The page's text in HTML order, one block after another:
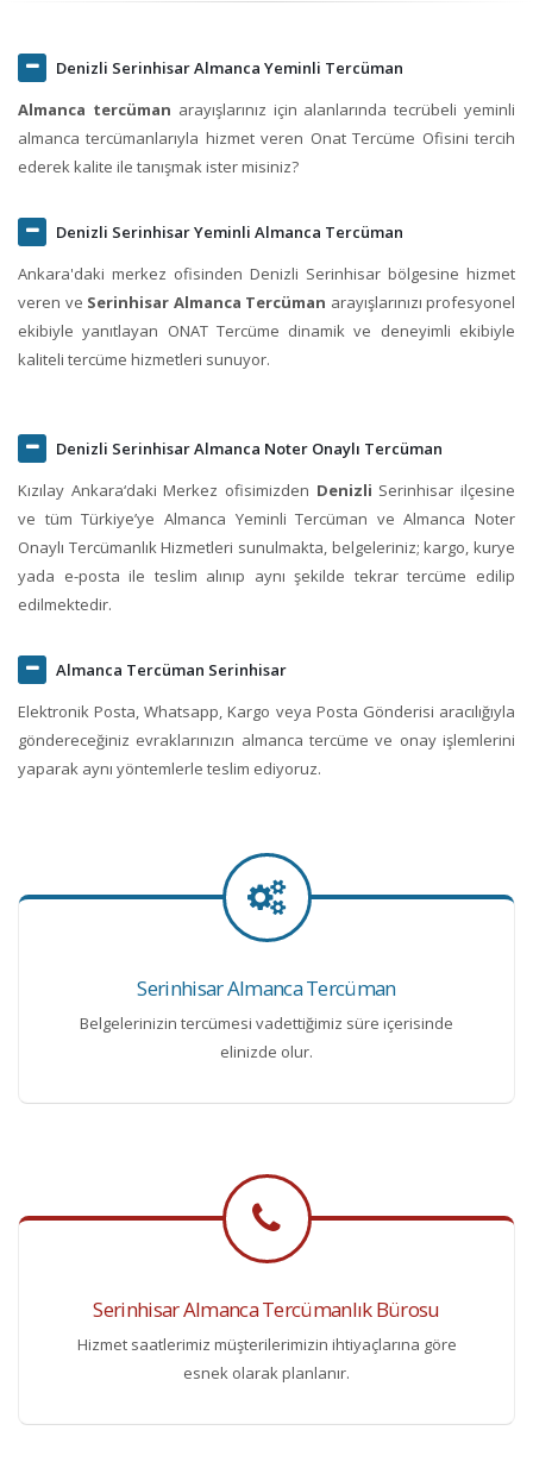
Denizli Serinhisar Almanca Yeminli Tercüman
Almanca tercüman arayışlarınız için alanlarında tecrübeli yeminli
almanca tercümanlarıyla hizmet veren Onat Tercüme Ofisini tercih
ederek kalite ile tanışmak ister misiniz?
Denizli Serinhisar Yeminli Almanca Tercüman
Ankara'daki merkez ofisinden Denizli Serinhisar bölgesine hizmet
veren ve Serinhisar Almanca Tercüman arayışlarınızı profesyonel
ekibiyle yanıtlayan ONAT Tercüme dinamik ve deneyimli ekibiyle
kaliteli tercüme hizmetleri sunuyor.
Denizli Serinhisar Almanca Noter Onaylı Tercüman
Kızılay Ankara‘daki Merkez ofisimizden Denizli Serinhisar ilçesine
ve tüm Türkiye’ye Almanca Yeminli Tercüman ve Almanca Noter
Onaylı Tercümanlık Hizmetleri sunulmakta, belgeleriniz; kargo, kurye
yada e-posta ile teslim alınıp aynı şekilde tekrar tercüme edilip
edilmektedir.
Almanca Tercüman Serinhisar
Elektronik Posta, Whatsapp, Kargo veya Posta Gönderisi aracılığıyla
göndereceğiniz evraklarınızın almanca tercüme ve onay işlemlerini
yaparak aynı yöntemlerle teslim ediyoruz.
Serinhisar Almanca Tercüman
Belgelerinizin tercümesi vadettiğimiz süre içerisinde
elinizde olur.
Serinhisar Almanca Tercümanlık Bürosu
Hizmet saatlerimiz müşterilerimizin ihtiyaçlarına göre
esnek olarak planlanır.